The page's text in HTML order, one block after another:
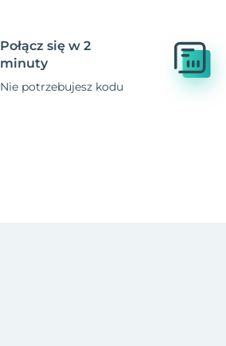
Połącz się w 2
minuty
Nie potrzebujesz kodu